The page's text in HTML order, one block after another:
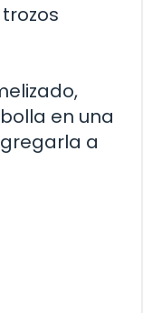
en una
a